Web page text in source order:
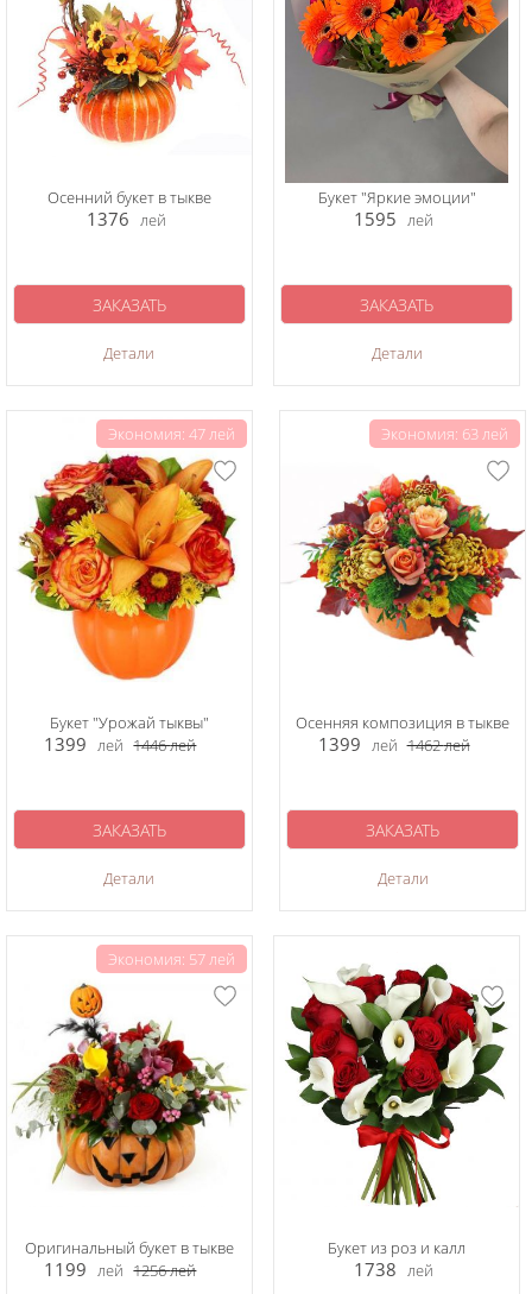
Осенний букет в тыкве
1376 лей
Детали
ЗАКАЗАТЬ
Букет "Яркие эмоции"
1595 лей
Детали
ЗАКАЗАТЬ
Экономия: 47 лей
Букет "Урожай тыквы"
1399 лей 1446лей
Детали
ЗАКАЗАТЬ
Экономия: 63 лей
Осенняя композиция в тыкве
1399 лей 1462лей
Детали
ЗАКАЗАТЬ
Экономия: 57 лей
Оригинальный букет в тыкве
1199 лей 1256лей
Букет из роз и калл
1738 лей